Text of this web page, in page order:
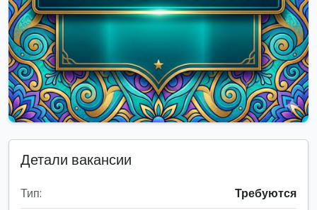
Детали вакансии
Тип:
Требуются